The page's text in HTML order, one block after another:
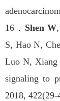
16 ． Shen W
S, Hao N,
Luo N, Xiang
signaling to
2018, 422(29-